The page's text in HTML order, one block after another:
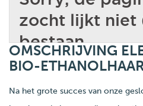
OMSCHRIJVING
BIO-
Na het grote succes van onze